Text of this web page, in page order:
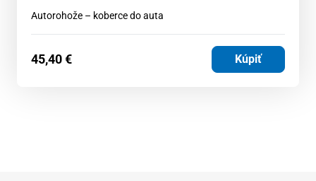
Autorohože – koberce do auta
45,40€ Kúpiť